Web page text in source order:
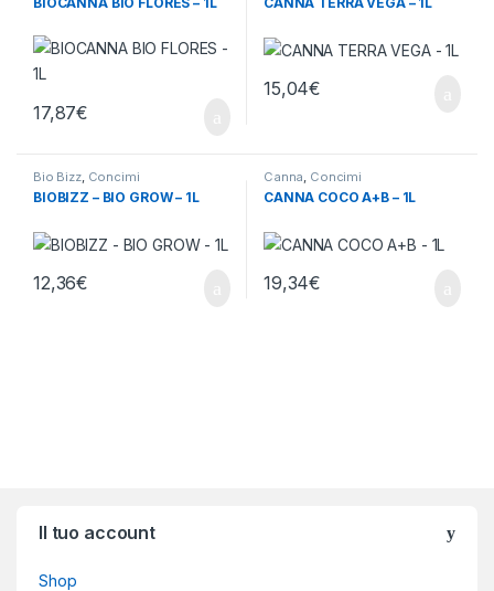
17,87€
15,04€
Bio Bizz, Concimi
BIOBIZZ – BIO GROW – 1L
12,36€
Canna, Concimi
CANNA COCO A+B – 1L
19,34€
Il tuo account
Shop